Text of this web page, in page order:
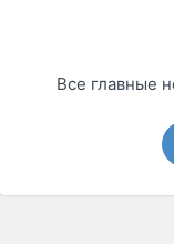
Все главные